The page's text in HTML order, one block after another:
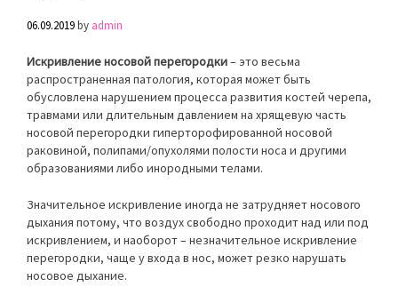
06.09.2019by admin
Искривление носовой перегородки– это весьма
распространенная патология, которая может быть
обусловлена нарушением процесса развития костей черепа,
травмами или длительным давлением на хрящевую часть
носовой перегородки гиперторофированной носовой
раковиной, полипами/опухолями полости носа и другими
образованиями либо инородными телами.
Значительное искривление иногда не затрудняет носового
дыхания потому, что воздух свободно проходит над или под
искривлением, и наоборот – незначительное искривление
перегородки, чаще у входа в нос, может резко нарушать
носовое дыхание.